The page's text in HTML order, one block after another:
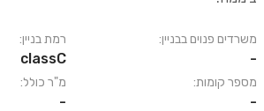
משרדים פנוים בבניין:
-
מספר קומות:
-
רמת בניין:
classC
מ"ר כולל:
-